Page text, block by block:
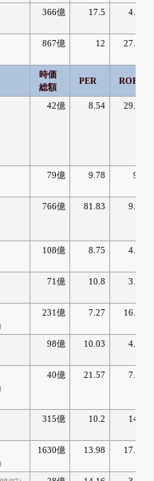
366億 17.5 4.94
867億 12 27.31
時価
総額
PER ROE
42億 8.54 29.66
79億 9.78 9.5
766億 81.83 9.17
108億 8.75 4.69
71億 10.8 3.82
231億 7.27 16.85
98億 10.03 4.39
40億 21.57 7.78
315億 10.2 14.5
1630億 13.98 17.53